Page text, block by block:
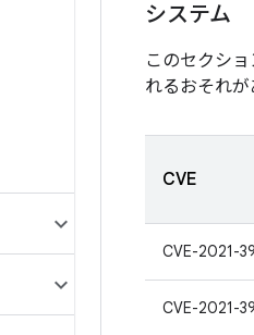
システム
このセクシ
れるおそれが
CVE
CVE-2021-
CVE-2021-